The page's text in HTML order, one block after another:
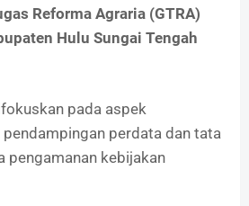
Reforma Agraria (GTRA)
Hulu Sungai Tengah
pada aspek
pendampingan perdata dan tata
pengamanan kebijakan